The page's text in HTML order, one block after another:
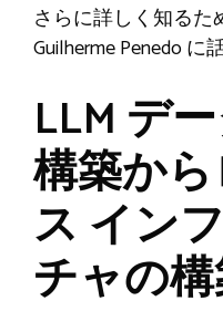
さらに詳しく知るた
Guilherme Penedo に
LLM デ
構築か
ス イン
チャの